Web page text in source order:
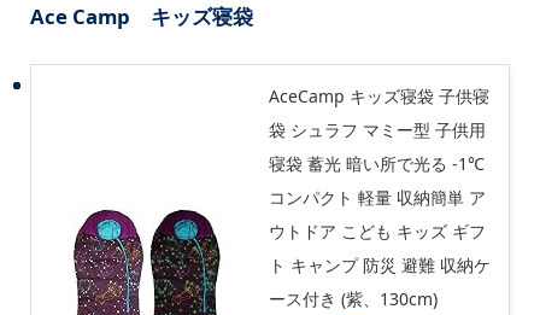
Ace Camp キッズ寝袋
AceCamp キッズ寝袋 子供寝
袋 シュラフ マミー型 子供用
寝袋 蓄光 暗い所で光る -1℃
コンパクト 軽量 収納簡単 ア
ウトドア こども キッズ ギフ
ト キャンプ 防災 避難 収納ケ
ース付き (紫、130cm)